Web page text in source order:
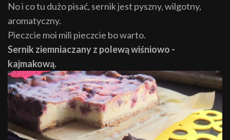
No i co tu dużo pisać, sernik jest pyszny, wilgotny,
aromatyczny.
Pieczcie moi mili pieczcie bo warto.
Sernik ziemniaczany z polewą wiśniowo -
kajmakową.